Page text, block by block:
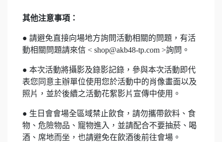
其他注意事項：
● 請避免直接向場地方詢問活動相關的問題，有活
動相關問題請來信 < shop@akb48-tp.com >詢問。
● 本次活動將攝影及錄影記錄，參與本次活動即代
表您同意主辦單位使用您於活動中的肖像畫面以及
照片，並於後續之活動花絮影片宣傳中使用。
● 生日會會場全區域禁止飲食，請勿攜帶飲料、食
物、危險物品、寵物進入，並請配合不要抽菸、喝
酒、席地而坐，也請避免在飲酒後前往會場。